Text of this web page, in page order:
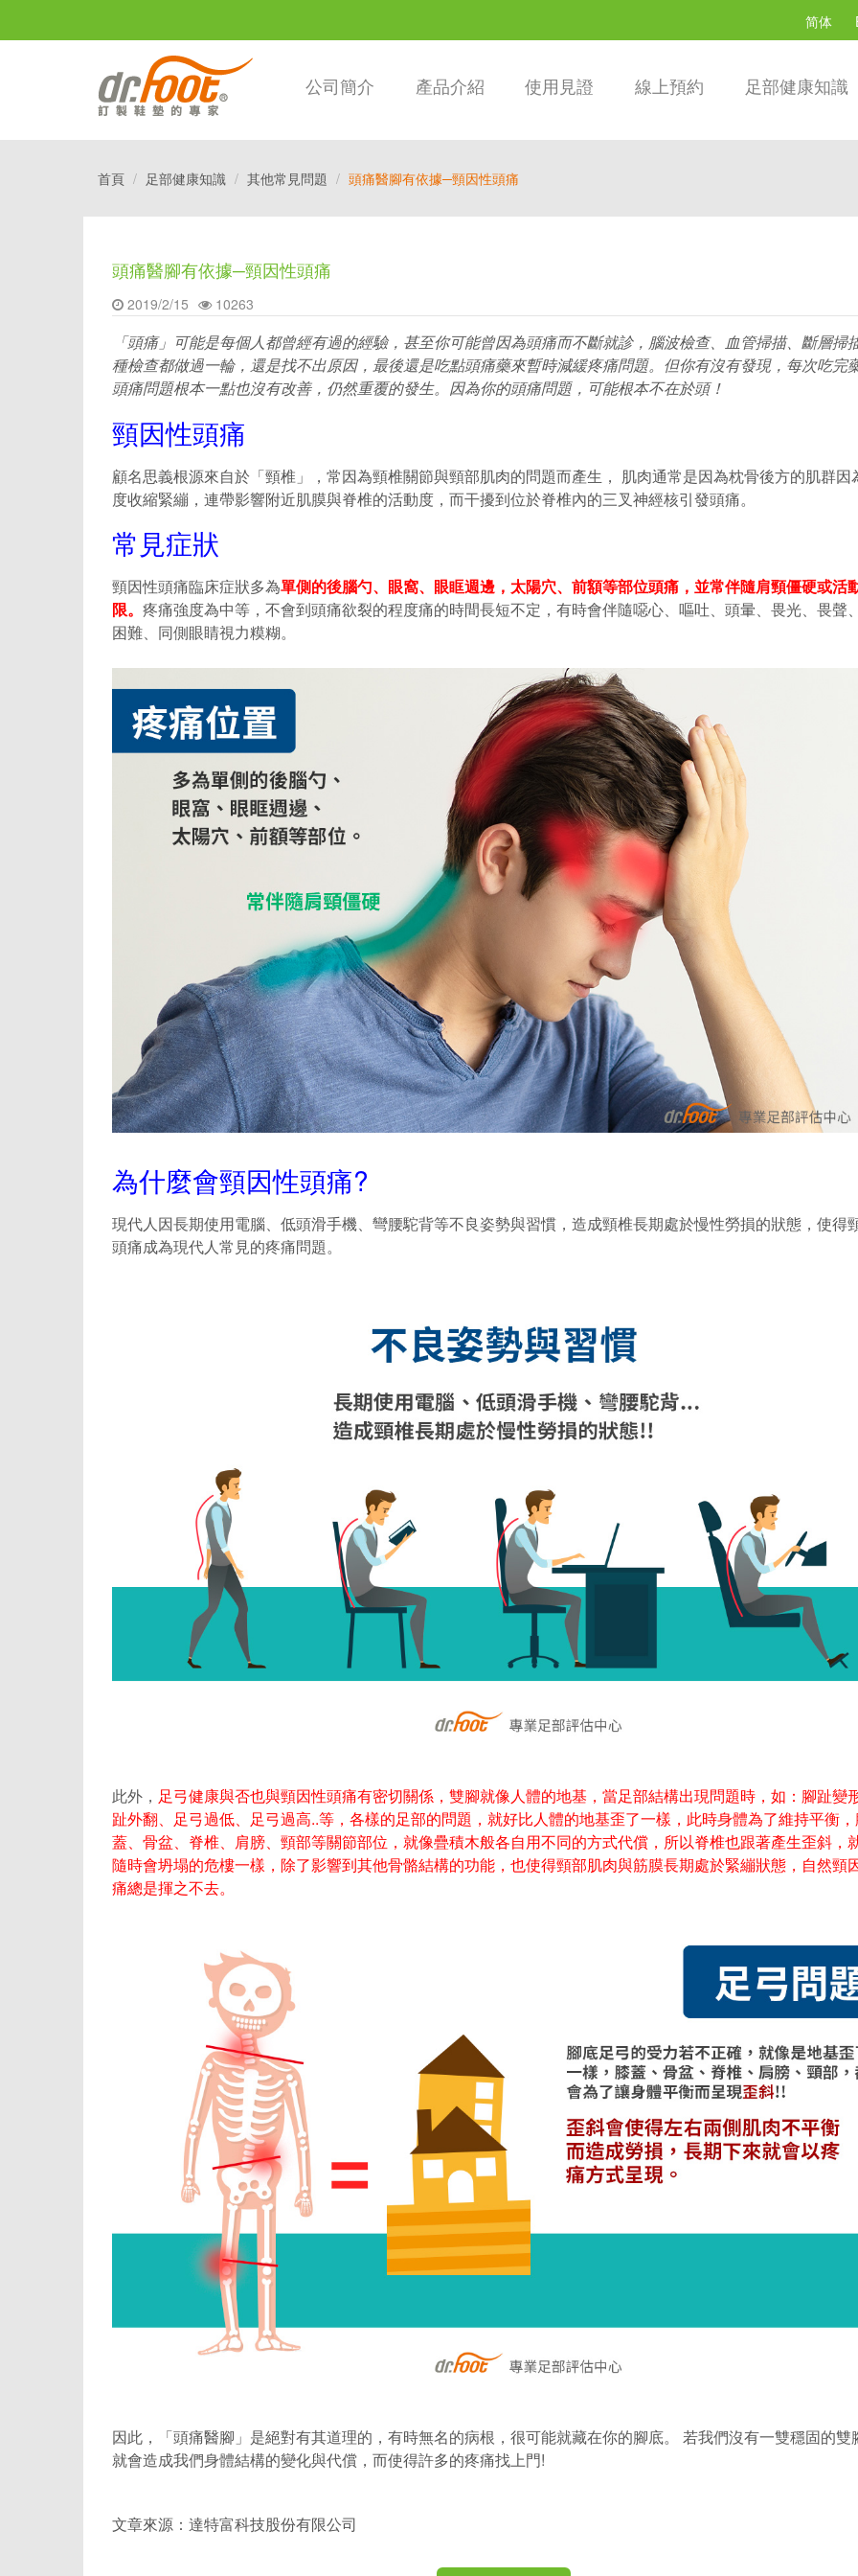
简体
公司簡介 產品介紹 使用見證 線上預約 足部健康知識
首頁 足部健康知識 其他常見問題 頭痛醫腳有依據─頸因性頭痛
頭痛醫腳有依據─頸因性頭痛
2019/2/15 10263
「頭痛」可能是每個人都曾經有過的經驗，甚至你可能曾因為頭痛而不斷就診，腦波檢查、血管掃描、斷層掃
種檢查都做過一輪，還是找不出原因，最後還是吃點頭痛藥來暫時減緩疼痛問題。但你有沒有發現，每次吃完
頭痛問題根本一點也沒有改善，仍然重覆的發生。因為你的頭痛問題，可能根本不在於頭！
頸因性頭痛
顧名思義根源來自於「頸椎」，常因為頸椎關節與頸部肌肉的問題而產生， 肌肉通常是因為枕骨後方的肌群因
度收縮緊繃，連帶影響附近肌膜與脊椎的活動度，而干擾到位於脊椎內的三叉神經核引發頭痛。
常見症狀
頸因性頭痛臨床症狀多為單側的後腦勺、眼窩、眼眶週邊，太陽穴、前額等部位頭痛，並常伴隨肩頸僵硬或活
限。 疼痛強度為中等，不會到頭痛欲裂的程度痛的時間長短不定，有時會伴隨噁心、嘔吐、頭暈、畏光、畏聲
困難、同側眼睛視力糢糊。
為什麼會頸因性頭痛?
現代人因長期使用電腦、低頭滑手機、彎腰駝背等不良姿勢與習慣，造成頸椎長期處於慢性勞損的狀態，使得
頭痛成為現代人常見的疼痛問題。
此外， 足弓健康與否也與頸因性頭痛有密切關係，雙腳就像人體的地基，當足部結構出現問題時，如：腳趾變
趾外翻、足弓過低、足弓過高..等，各樣的足部的問題，就好比人體的地基歪了一樣，此時身體為了維持平衡
蓋、骨盆、脊椎、肩膀、頸部等關節部位，就像疊積木般各自用不同的方式代償，所以脊椎也跟著產生歪斜，
隨時會坍塌的危樓一樣，除了影響到其他骨骼結構的功能，也使得頸部肌肉與筋膜長期處於緊繃狀態，自然頸
痛總是揮之不去。
因此，「頭痛醫腳」是絕對有其道理的，有時無名的病根，很可能就藏在你的腳底。 若我們沒有一雙穩固的雙
就會造成我們身體結構的變化與代償，而使得許多的疼痛找上門!
文章來源：達特富科技股份有限公司